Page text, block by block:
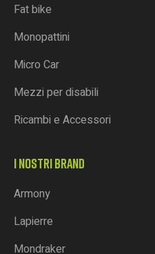
Fat bike
Monopattini
Micro Car
Mezzi per disabili
Ricambi e Accessori
I NOSTRI BRAND
Armony
Lapierre
Mondraker